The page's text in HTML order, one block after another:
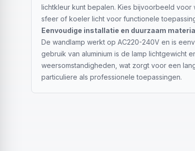
lichtkleur kunt bepalen. Kies bijvoorbeeld
sfeer of koeler licht voor functionele
Eenvoudige installatie en duurzaam
De wandlamp werkt op AC220-240V en is
gebruik van aluminium is de lamp lichtgewicht
weersomstandigheden, wat zorgt voor een
particuliere als professionele toepassingen.